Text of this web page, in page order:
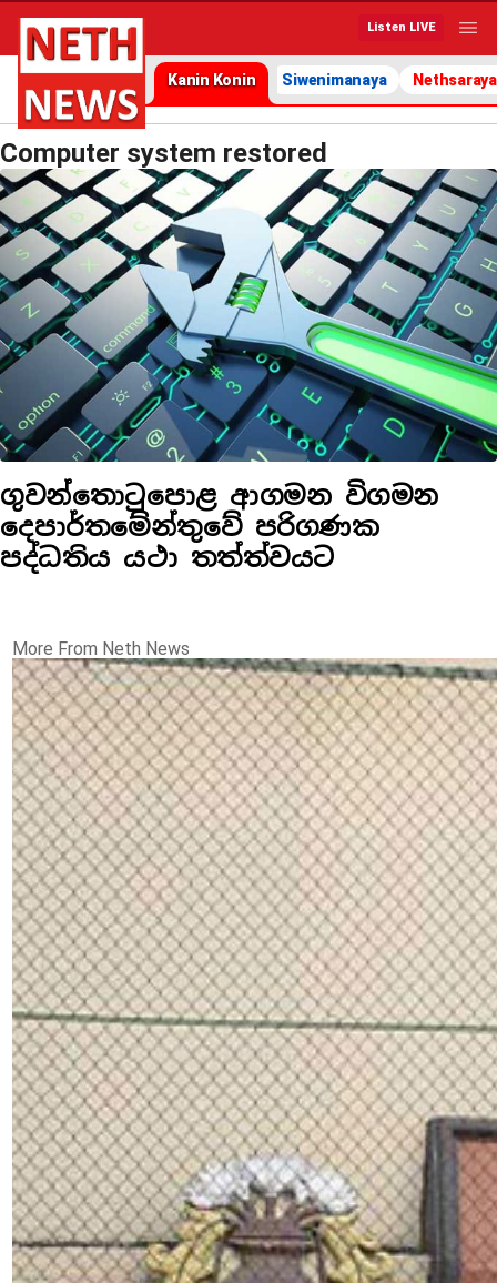
Listen LIVE
Kanin Konin Siwenimanaya Nethsaraya
Computer system restored
ගුවන්තොටුපොළ ආගමන විගමන
දෙපාර්තමේන්තුවේ පරිගණක
පද්ධතිය යථා තත්ත්වයට
More From Neth News